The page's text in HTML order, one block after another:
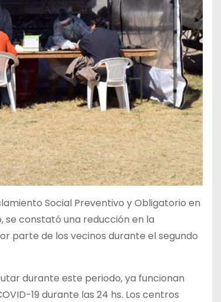
Social Preventivo y Obligatorio en
se constató una reducción en la
parte de los vecinos durante el segundo
durante este periodo, ya funcionan
19 durante las 24 hs. Los centros